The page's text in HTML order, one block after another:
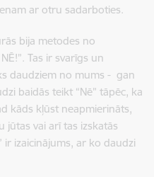
ar otru sadarboties.
bija metodes no
Tas ir svarīgs un
daudziem no mums - gan
baidās teikt “Nē” tāpēc, ka
kāds kļūst neapmierināts,
jūtas vai arī tas izskatās
ir izaicinājums, ar ko daudzi